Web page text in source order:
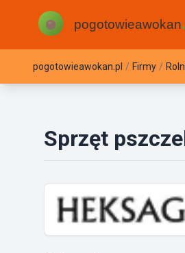
pogotowieawokan.pl / Firmy /
Sprzęt